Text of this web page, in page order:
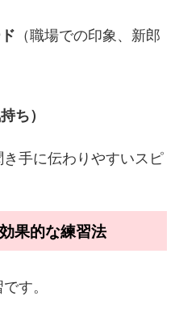
（職場での印象、新郎
ち）
手に伝わりやすいスピ
果的な練習法
す。